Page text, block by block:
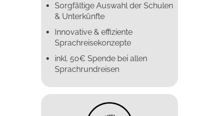
Sorgfältige Auswahl der Schulen
& Unterkünfte
Innovative & effiziente
Sprachreise­konzepte
inkl. 50€ Spende bei allen
Sprachrundreisen